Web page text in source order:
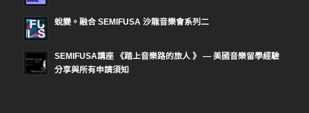
蛻變。融合 SEMIFUSA 沙龍音樂會系列二
SEMIFUSA講座 《踏上音樂路的旅人 》 — 美國音樂留學經驗
分享與所有申請須知